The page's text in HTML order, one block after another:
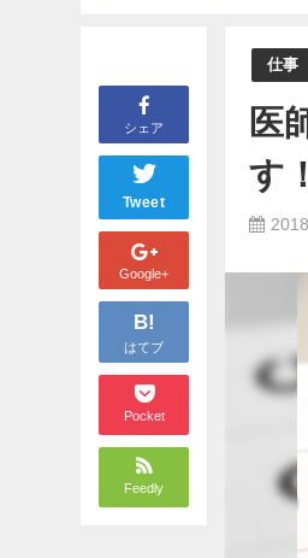
シェア
Tweet
Google+
B!
はてブ
Pocket
Feedly
仕事
医
す